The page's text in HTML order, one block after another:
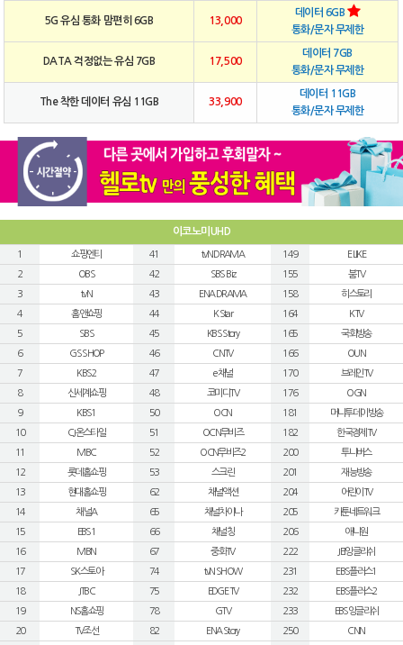
5G 유심 통화 맘편히 6GB 13,000
데이터 6GB
통화/문자 무제한
DATA 걱정없는 유심 7GB 17,500
데이터 7GB
통화/문자 무제한
The 착한 데이터 유심 11GB 33,900
데이터 11GB
통화/문자 무제한
이코노미UHD
1
쇼핑엔티
2
OBS
3
tvN
4
홈앤쇼핑
5
SBS
6
GS SHOP
7
KBS2
8
신세계쇼핑
9
KBS1
10
CJ온스타일
11
MBC
12
롯데홈쇼핑
13
현대홈쇼핑
14
채널A
15
EBS1
16
MBN
17
SK스토아
18
JTBC
19
NS홈쇼핑
20
TV조선
41
tvN DRAMA
42
SBS Biz
43
ENA DRAMA
44
K Star
45
KBS Story
46
CNTV
47
e채널
48
코미디TV
50
OCN
51
OCN무비즈
52
OCN무비즈2
53
스크린
62
채널액션
65
채널차이나
66
채널칭
67
중화TV
74
tvN SHOW
75
EDGE TV
78
GTV
82
ENA Story
149
E LIKE
155
붐TV
158
히스토리
164
KTV
165
국회방송
166
OUN
170
브레인TV
176
OGN
181
머니투데이방송
182
한국경제TV
200
투니버스
201
재능방송
204
어린이TV
205
카툰네트워크
206
애니원
222
JEI잉글리쉬
231
EBS플러스1
232
EBS플러스2
233
EBS잉글리쉬
250
CNN